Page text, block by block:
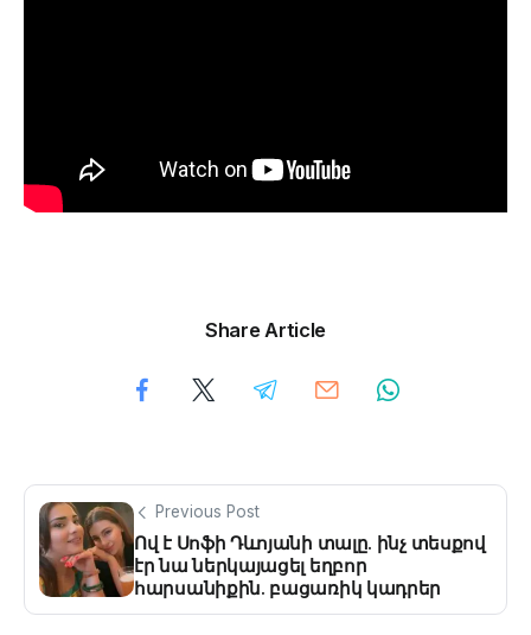
Share Article
Previous Post
Ով է Սոֆի Դևոյանի տալը. ինչ տեսքով
էր նա ներկայացել եղբոր
հարսանիքին. բացառիկ կադրեր